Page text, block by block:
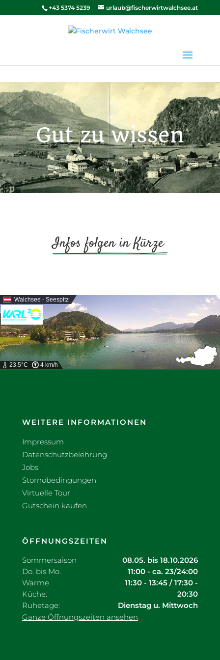
+43 5374 5239 urlaub@fischerwirtwalchsee.at
Gut zu wissen
Infos folgen in Kürze
Walchsee - Seespitz
23.5°C 4 km/h
WEITERE INFORMATIONEN
Impressum
Datenschutzbelehrung
Jobs
Stornobedingungen
Virtuelle Tour
Gutschein kaufen
ÖFFNUNGSZEITEN
Sommersaison
08.05. bis 18.10.2026
Do. bis Mo.
11:00 - ca. 23/24:00
Warme
Küche:
11:30 - 13:45 / 17:30 -
20:30
Ruhetage:
Dienstag u. Mittwoch
Ganze Öffnungszeiten ansehen